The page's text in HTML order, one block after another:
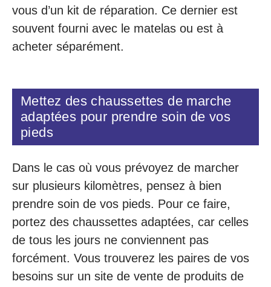
vous d’un kit de réparation. Ce dernier est
souvent fourni avec le matelas ou est à
acheter séparément.
Mettez des chaussettes de marche
adaptées pour prendre soin de vos
pieds
Dans le cas où vous prévoyez de marcher
sur plusieurs kilomètres, pensez à bien
prendre soin de vos pieds. Pour ce faire,
portez des chaussettes adaptées, car celles
de tous les jours ne conviennent pas
forcément. Vous trouverez les paires de vos
besoins sur un site de vente de produits de